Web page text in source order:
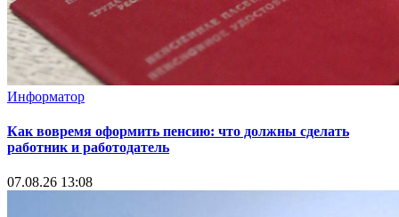
Информатор
Как вовремя оформить пенсию: что должны сделать
работник и работодатель
07.08.26 13:08